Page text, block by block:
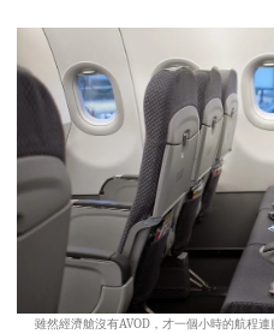
雖然經濟艙沒有AVOD，才一個小時的航程